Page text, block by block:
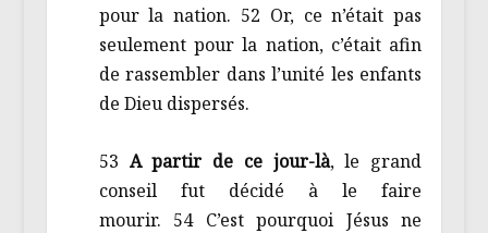
pour la nation. 52 Or, ce n’était pas
seulement pour la nation, c’était afin
de rassembler dans l’unité les enfants
de Dieu dispersés.
53 A partir de ce jour-là, le grand
conseil fut décidé à le faire
mourir. 54 C’est pourquoi Jésus ne